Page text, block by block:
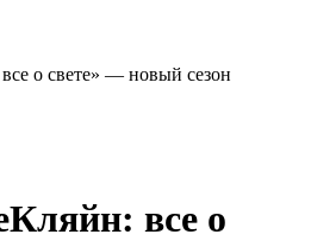
о свете» — новый сезон
все о